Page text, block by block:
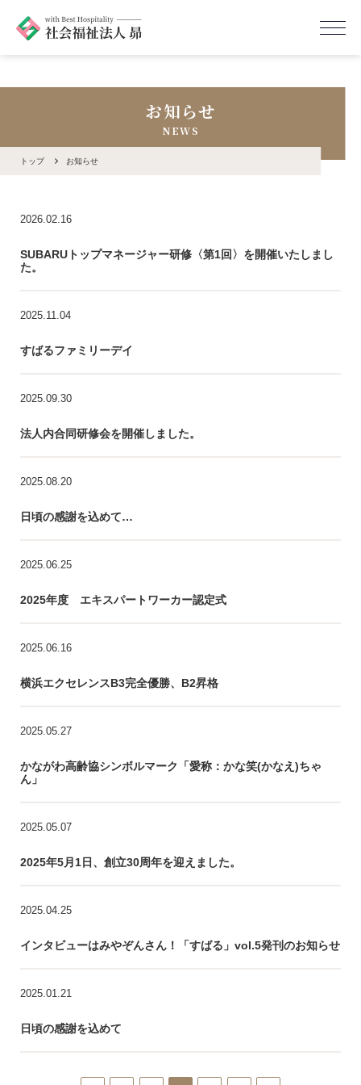
お知らせ
NEWS
トップ お知らせ
2026.02.16
SUBARUトップマネージャー研修〈第1回〉を開催いたしまし
た。
2025.11.04
すばるファミリーデイ
2025.09.30
法人内合同研修会を開催しました。
2025.08.20
日頃の感謝を込めて…
2025.06.25
2025年度 エキスパートワーカー認定式
2025.06.16
横浜エクセレンスB3完全優勝、B2昇格
2025.05.27
かながわ高齢協シンボルマーク「愛称：かな笑(かなえ)ちゃ
ん」
2025.05.07
2025年5月1日、創立30周年を迎えました。
2025.04.25
インタビューはみやぞんさん！「すばる」vol.5発刊のお知らせ
2025.01.21
日頃の感謝を込めて